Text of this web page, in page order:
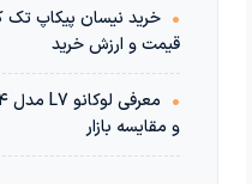
•
قیمت و ارزش خرید
•
و مقایسه بازار